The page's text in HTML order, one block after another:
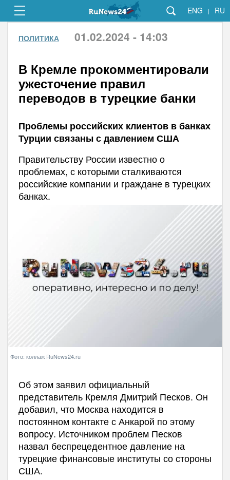
ENG | RU
ПОЛИТИКА 01.02.2024 - 14:03
В Кремле прокомментировали
ужесточение правил
переводов в турецкие банки
Проблемы российских клиентов в банках
Турции связаны с давлением США
Правительству России известно о
проблемах, с которыми сталкиваются
российские компании и граждане в турецких
банках.
Фото: коллаж RuNews24.ru
Об этом заявил официальный
представитель Кремля Дмитрий Песков. Он
добавил, что Москва находится в
постоянном контакте с Анкарой по этому
вопросу. Источником проблем Песков
назвал беспрецедентное давление на
турецкие финансовые институты со стороны
США.